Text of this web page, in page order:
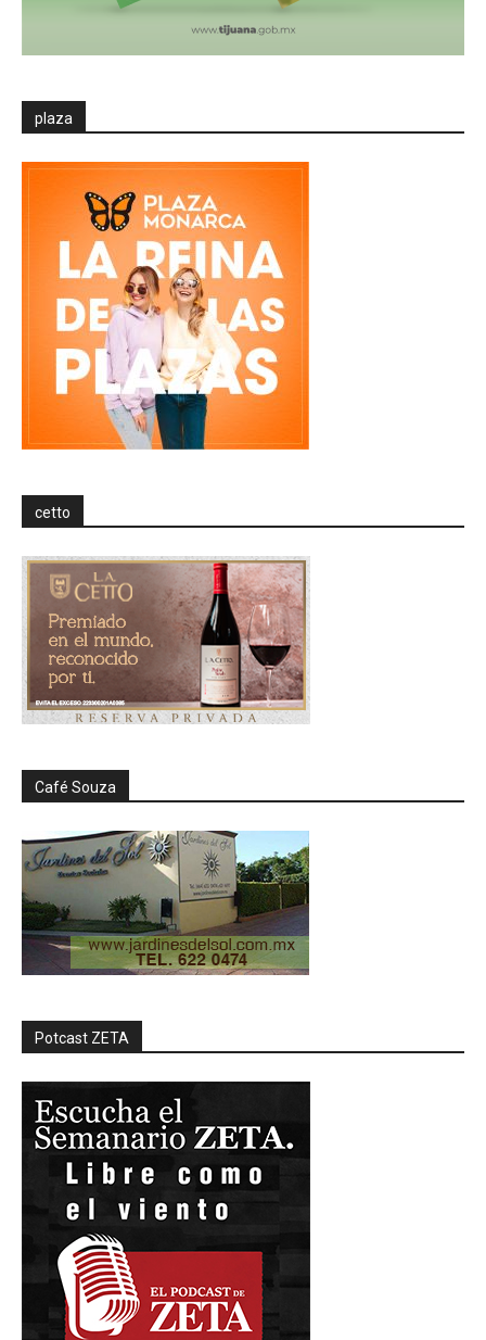
plaza
cetto
Café Souza
Potcast ZETA